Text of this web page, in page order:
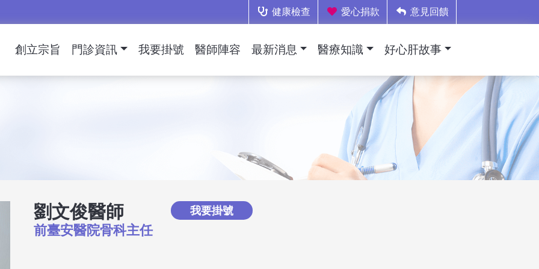
健康檢查 愛心捐款 意見回饋
創立宗旨 門診資訊 我要掛號 醫師陣容 最新消息 醫療知識 好心肝故事
劉文俊醫師
前臺安醫院骨科主任
我要掛號